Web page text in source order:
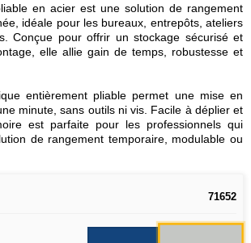
en acier est une solution de rangement
idéale pour les bureaux, entrepôts, ateliers
Conçue pour offrir un stockage sécurisé et
elle allie gain de temps, robustesse et
entièrement pliable permet une mise en
minute, sans outils ni vis. Facile à déplier et
est parfaite pour les professionnels qui
de rangement temporaire, modulable ou
71652